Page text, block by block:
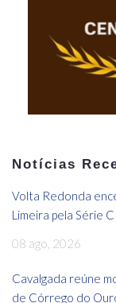
Notícias
Volta Redonda
Limeira pela Série C
08 ago, 2026
Cavalgada reúne
de Córrego do